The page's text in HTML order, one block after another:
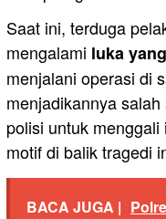
Saat ini, terduga
mengalami luka
menjalani operasi di
menjadikannya
polisi untuk
motif di balik tragedi
BACA JUGA |